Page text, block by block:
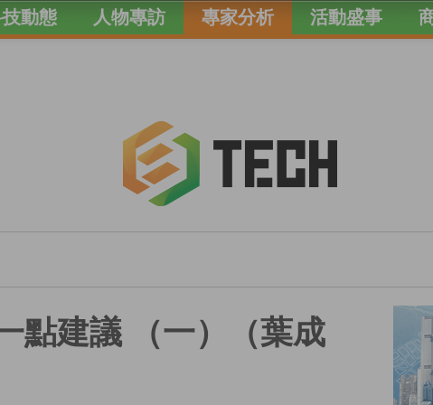
動態 人物專訪 專家分析 活動盛事
點建議 （一）（葉成